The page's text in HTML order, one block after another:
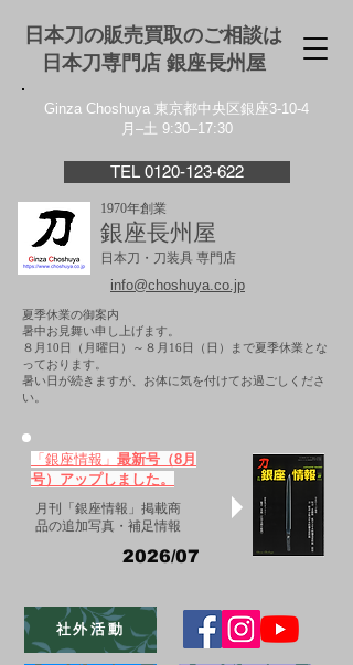
日本刀の販売買取のご相談は
日本刀専門店 銀座⻑州屋
Ginza Choshuya 東京都中央区銀座3-10-4
月–土 9:30–17:30
TEL 0120-123-622
1970年創業
銀座長州屋
日本刀・刀装具 専門店
info@choshuya.co.jp
夏季休業の御案内
暑中お見舞い申し上げます。
８月10日（月曜日）～８月16日（日）まで夏季休業とな
っております。
​暑い日が続きますが、お体に気を付けてお過ごしくださ
い。
「銀座情報」 最新号（8月
号）アップしました。
月刊「銀座情報」掲載商
品の追加写真・補足情報
2026/07
社外活動